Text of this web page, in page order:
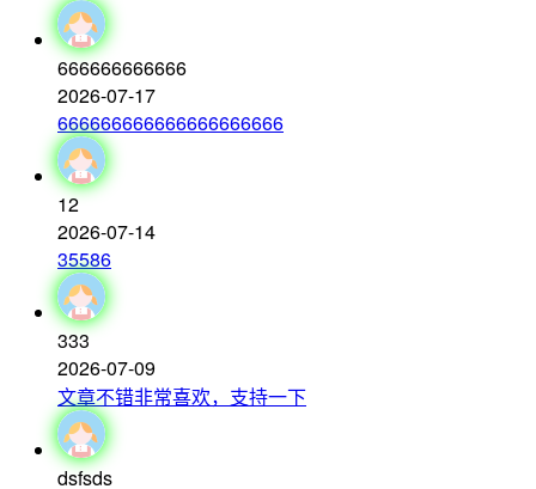
666666666666
2026-07-17
666666666666666666666
12
2026-07-14
35586
333
2026-07-09
文章不错非常喜欢，支持一下
dsfsds